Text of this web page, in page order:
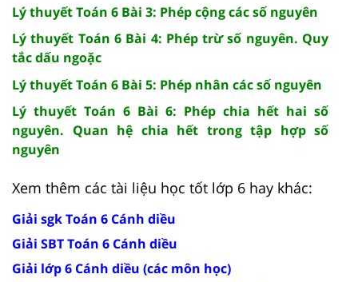
Lý thuyết Toán 6 Bài 3: Phép cộng các số nguyên
Lý thuyết Toán 6 Bài 4: Phép trừ số nguyên. Quy
tắc dấu ngoặc
Lý thuyết Toán 6 Bài 5: Phép nhân các số nguyên
Lý thuyết Toán 6 Bài 6: Phép chia hết hai số
nguyên. Quan hệ chia hết trong tập hợp số
nguyên
Xem thêm các tài liệu học tốt lớp 6 hay khác:
Giải sgk Toán 6 Cánh diều
Giải SBT Toán 6 Cánh diều
Giải lớp 6 Cánh diều (các môn học)